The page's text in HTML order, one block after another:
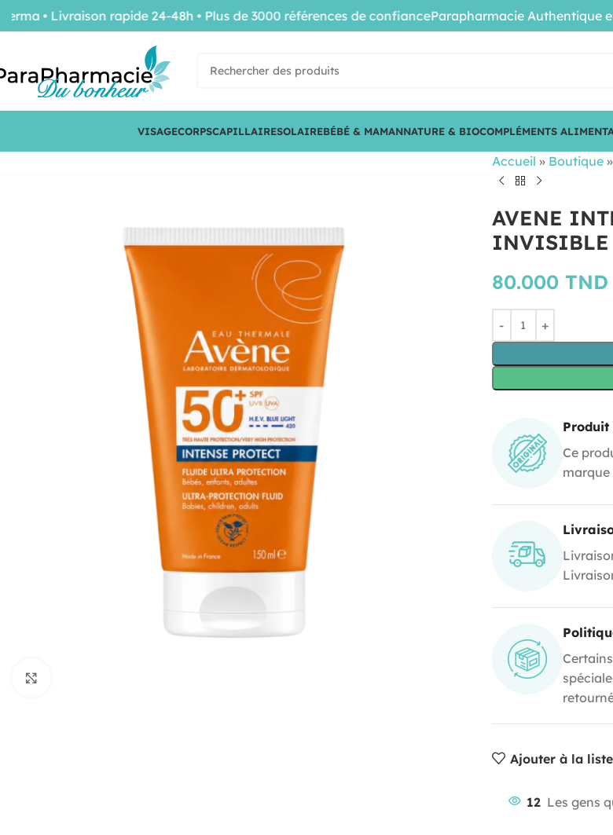
VISAGECORPSCAPILLAIRESOLAIREBÉBÉ & MAMANNATURE & BIOCOMPLÉMENTS
Accueil » Boutique»
AVENE
INVISIBLE
80.000 TND
Produit
Ce
marque
Ajouter à la
12 Les gens
• Livraison rapide 24-48h • Plus de 3000 références de confianceParapharmacie Authentique en